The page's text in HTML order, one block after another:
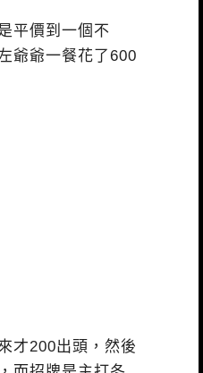
平價到一個不
爺爺一餐花了600
才200出頭，然後